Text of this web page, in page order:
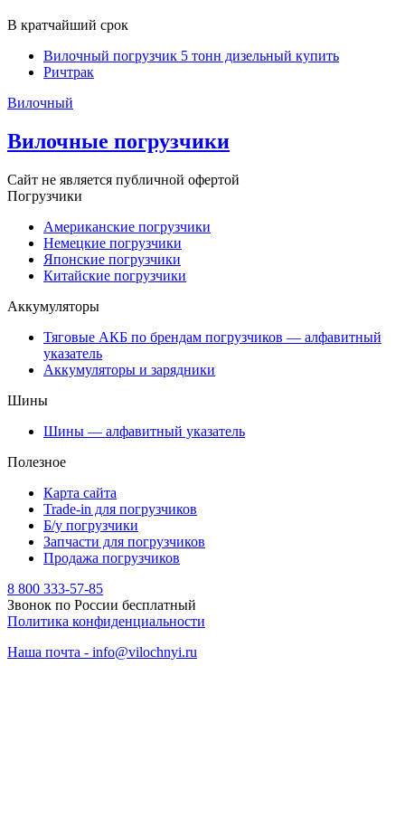
В кратчайший срок
Вилочный погрузчик 5 тонн дизельный купить
Ричтрак
Вилочный
Вилочные погрузчики
Сайт не является публичной офертой
Погрузчики
Американские погрузчики
Немецкие погрузчики
Японские погрузчики
Китайские погрузчики
Аккумуляторы
Тяговые АКБ по брендам погрузчиков — алфавитный
указатель
Аккумуляторы и зарядники
Шины
Шины — алфавитный указатель
Полезное
Карта сайта
Trade-in для погрузчиков
Б/у погрузчики
Запчасти для погрузчиков
Продажа погрузчиков
8 800 333-57-85
Звонок по России бесплатный
Политика конфиденциальности
Наша почта - info@vilochnyi.ru